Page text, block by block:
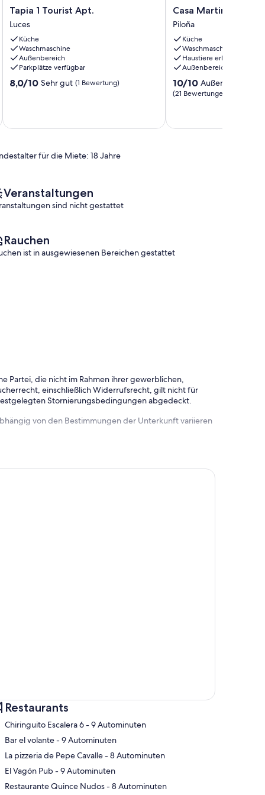
Tapia
1
Tourist
Apt.
Luces
Tapia 1 Tourist Apt.
Luces
Küche
Waschmaschine
Außenbereich
Parkplätze verfügbar
8.0
8,0/10 Sehr gut (1 Bewertung)
Casa
Martina
Los
Samaleos
Piloña
Casa Martina Los
Piloña
Küche
Waschmaschine
Haustiere erlaubt
Außenbereich
10.0
von
10/10
(21 Bewertungen)
für die Miete: 18 Jahre
Veranstaltungen
sind nicht gestattet
Rauchen
ist in ausgewiesenen Bereichen gestattet
Partei, die nicht im Rahmen ihrer gewerblichen,
einschließlich Widerrufsrecht, gilt nicht für
Stornierungsbedingungen abgedeckt.
von den Bestimmungen der Unterkunft variieren
Restaurants
‪Chiringuito Escalera 6 - ‬9 Autominuten
‪Bar el volante - ‬9 Autominuten
‪La pizzeria de Pepe Cavalle - ‬8 Autominuten
‪El Vagón Pub - ‬9 Autominuten
‪Restaurante Quince Nudos - ‬8 Autominuten